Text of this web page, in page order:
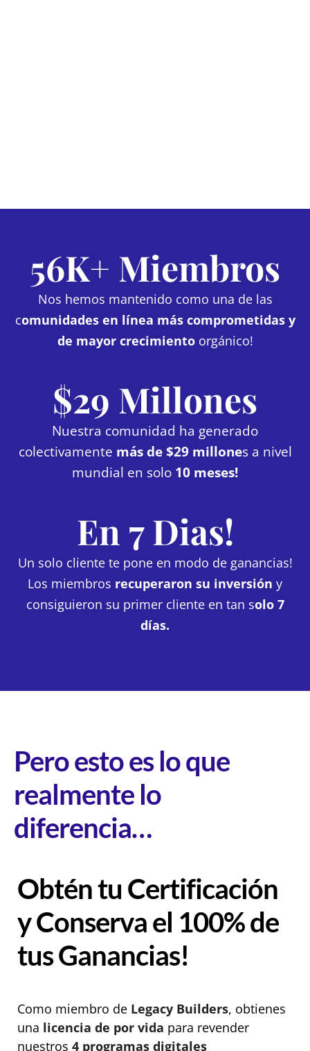
56K+ Miembros
Nos hemos mantenido como una de las
comunidades en línea más comprometidas y
de mayor crecimientoorgánico!
$29 Millones
Nuestra comunidad ha generado
colectivamente más de $29 millones a nivel
mundial en solo 10 meses!
En 7 Dias!
Un solo cliente te pone en modo de ganancias!
Los miembros recuperaron su inversión y
consiguieron su primer cliente en tan solo 7
días.
Pero esto es lo que
realmente lo
diferencia…
Obtén tu Certificación
y Conserva el 100% de
tus Ganancias!
Como miembro de Legacy Builders, obtienes
una licencia de por vida para revender
nuestros 4 programas digitales